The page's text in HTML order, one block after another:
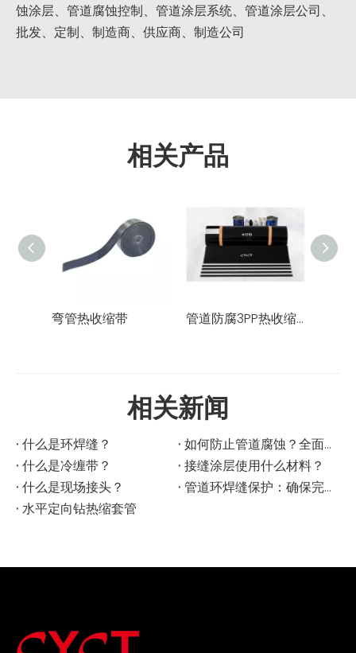
蚀涂层、管道腐蚀控制、管道涂层系统、管道涂层公司、
批发、定制、制造商、供应商、制造公司
相关产品
弯管热收缩带 管道防腐3PP热收缩套
相关新闻
什么是环焊缝？
如何防止管道腐蚀？全面指南
什么是冷缠带？
接缝涂层使用什么材料？
什么是现场接头？
管道环焊缝保护：确保完整性和使用寿命
水平定向钻热缩套管